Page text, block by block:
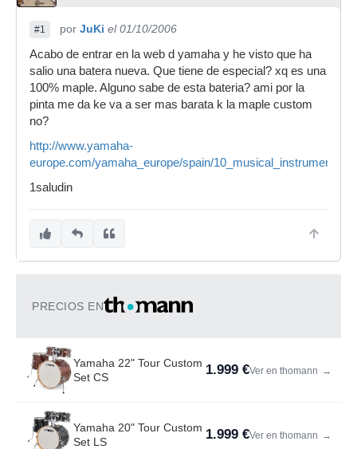
#1 por JuKi el 01/10/2006
Acabo de entrar en la web d yamaha y he visto que ha
salio una batera nueva. Que tiene de especial? xq es una
100% maple. Alguno sabe de esta bateria? ami por la
pinta me da ke va a ser mas barata k la maple custom
no?
http://www.yamaha-
europe.com/yamaha_europe/spain/10_musical_instruments/
1saludin
PRECIOS EN
Yamaha 22" Tour Custom
Set CS
1.999 €Ver en thomann →
Yamaha 20" Tour Custom
Set LS
1.999 €Ver en thomann →